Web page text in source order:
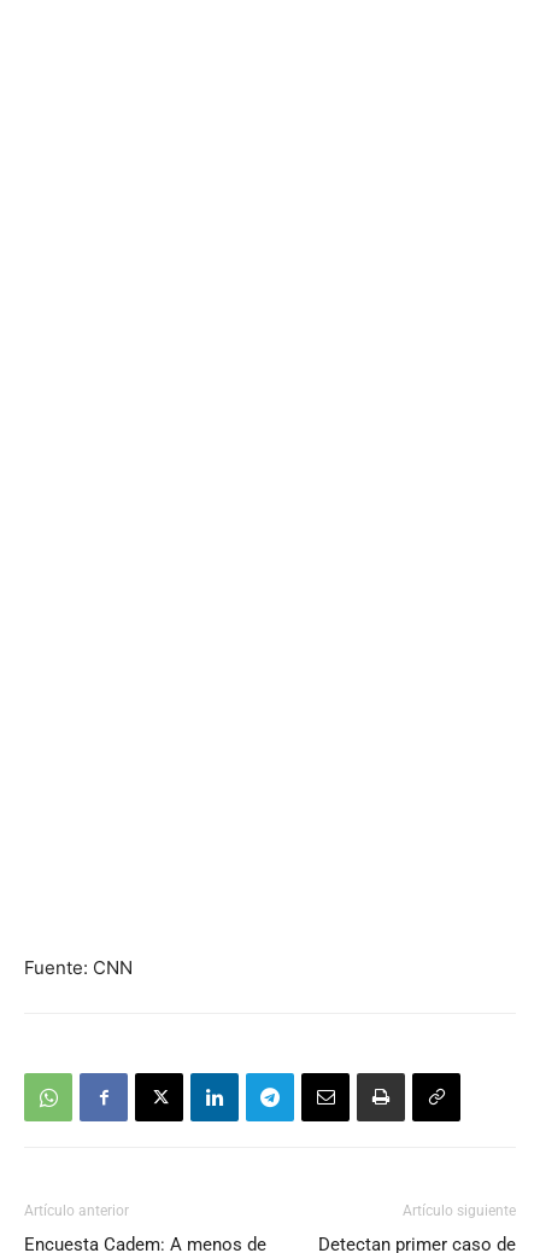
Fuente: CNN
Artículo anterior
Encuesta Cadem: A menos de
Artículo siguiente
Detectan primer caso de